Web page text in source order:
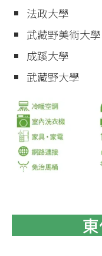
法政大學
武藏野美術大學
成蹊大學
武藏野大學